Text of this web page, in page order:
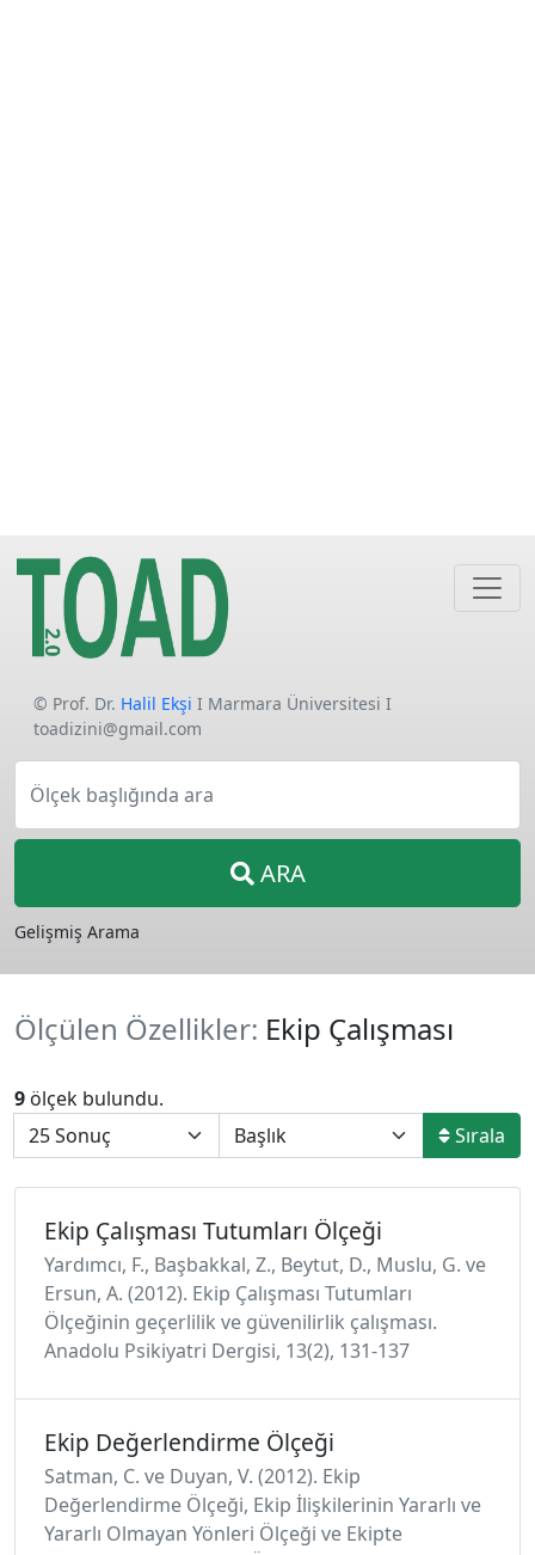
© Prof. Dr. Halil Ekşi I Marmara Üniversitesi I
toadizini@gmail.com
Ölçek başlığında ara
ARA
Gelişmiş Arama
Ölçülen Özellikler: Ekip Çalışması
9 ölçek bulundu.
Sırala
Ekip Çalışması Tutumları Ölçeği
Yardımcı, F., Başbakkal, Z., Beytut, D., Muslu, G. ve
Ersun, A. (2012). Ekip Çalışması Tutumları
Ölçeğinin geçerlilik ve güvenilirlik çalışması.
Anadolu Psikiyatri Dergisi, 13(2), 131-137
Ekip Değerlendirme Ölçeği
Satman, C. ve Duyan, V. (2012). Ekip
Değerlendirme Ölçeği, Ekip İlişkilerinin Yararlı ve
Yararlı Olmayan Yönleri Ölçeği ve Ekipte